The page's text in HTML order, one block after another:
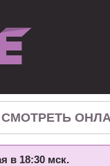
в 18:30 мск.